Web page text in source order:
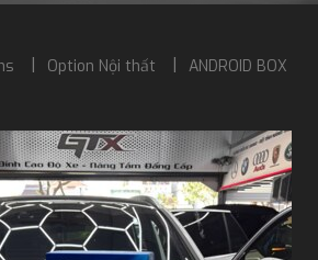
Option Nội thất ANDROID BOX